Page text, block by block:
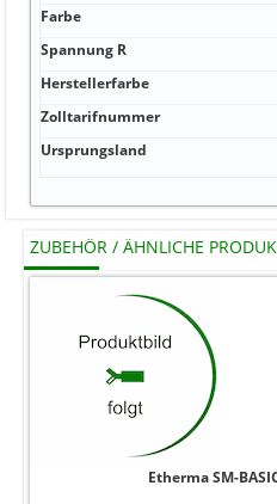
Farbe
Spannung R
Herstellerfarbe
Zolltarifnummer
Ursprungsland
ZUBEHÖR / ÄHNLICHE
Etherma SM-